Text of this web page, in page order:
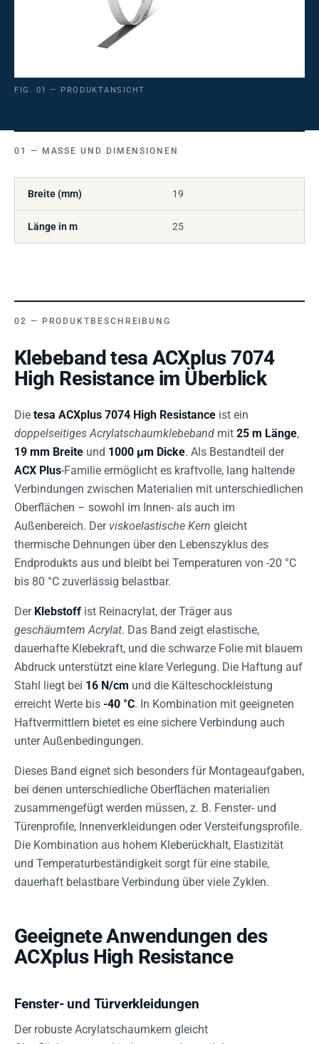
FIG. 01 — PRODUKTANSICHT
MASSE UND DIMENSIONEN
Breite (mm) 19
Länge in m 25
PRODUKTBESCHREIBUNG
Klebeband tesa ACXplus 7074
High Resistance im Überblick
Die tesa ACXplus 7074 High Resistance ist ein
doppelseitiges Acrylatschaumklebeband mit 25 m Länge,
19 mm Breite und 1000 µm Dicke. Als Bestandteil der
ACX Plus-Familie ermöglicht es kraftvolle, lang haltende
Verbindungen zwischen Materialien mit unterschiedlichen
Oberflächen – sowohl im Innen- als auch im
Außenbereich. Der viskoelastische Kern gleicht
thermische Dehnungen über den Lebenszyklus des
Endprodukts aus und bleibt bei Temperaturen von -20 °C
bis 80 °C zuverlässig belastbar.
Der Klebstoff ist Reinacrylat, der Träger aus
geschäumtem Acrylat. Das Band zeigt elastische,
dauerhafte Klebekraft, und die schwarze Folie mit blauem
Abdruck unterstützt eine klare Verlegung. Die Haftung auf
Stahl liegt bei 16 N/cm und die Kälteschockleistung
erreicht Werte bis -40 °C. In Kombination mit geeigneten
Haftvermittlern bietet es eine sichere Verbindung auch
unter Außenbedingungen.
Dieses Band eignet sich besonders für Montageaufgaben,
bei denen unterschiedliche Oberflächen materialien
zusammengefügt werden müssen, z. B. Fenster- und
Türenprofile, Innenverkleidungen oder Versteifungsprofile.
Die Kombination aus hohem Kleberückhalt, Elastizität
und Temperaturbeständigkeit sorgt für eine stabile,
dauerhaft belastbare Verbindung über viele Zyklen.
Geeignete Anwendungen des
ACXplus High Resistance
Fenster- und Türverkleidungen
Der robuste Acrylatschaumkern gleicht